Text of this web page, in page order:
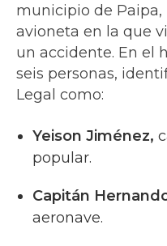
municipio de Paipa,
avioneta en la que
un accidente. En el
seis personas,
Legal como:
Yeison Jiménez,
popular.
Capitán
aeronave.